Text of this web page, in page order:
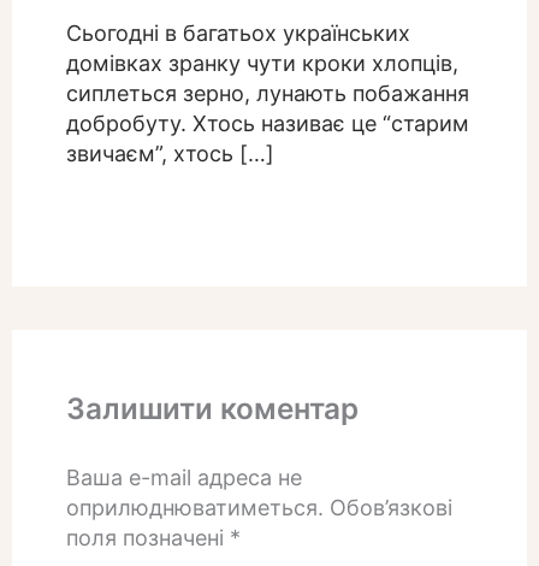
Сьогодні в багатьох українських
домівках зранку чути кроки хлопців,
сиплеться зерно, лунають побажання
добробуту. Хтось називає це “старим
звичаєм”, хтось […]
Залишити коментар
Ваша e-mail адреса не
оприлюднюватиметься. Обов’язкові
поля позначені *